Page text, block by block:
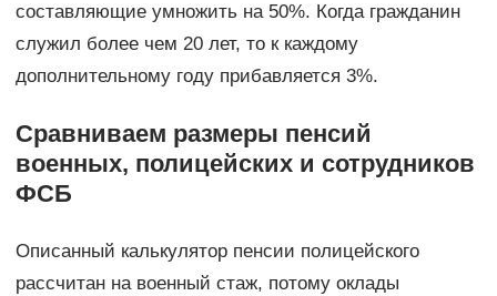
составляющие умножить на 50%. Когда гражданин
служил более чем 20 лет, то к каждому
дополнительному году прибавляется 3%.
Сравниваем размеры пенсий
военных, полицейских и сотрудников
ФСБ
Описанный калькулятор пенсии полицейского
рассчитан на военный стаж, потому оклады